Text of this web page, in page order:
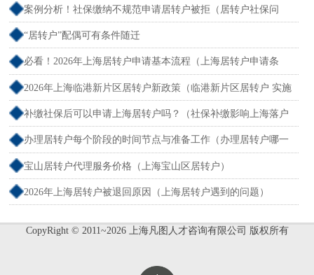
案例分析！社保缴纳不规范申请居转户被拒（居转户社保问
题）
“居转户”配偶可有条件随迁
必看！2026年上海居转户申请基本流程（上海居转户申请条
件）
2026年上海临港新片区居转户新政策（临港新片区居转户 实施
细则）
补缴社保后可以申请上海居转户吗？（社保补缴影响上海落户
吗）
办理居转户每个阶段的时间节点与准备工作（办理居转户哪一
步最难）
宝山居转户代理服务价格（上海宝山区居转户）
2026年上海居转户被退回原因（上海居转户遇到的问题）
CopyRight © 2011~2026 上海凡图人才咨询有限公司 版权所有